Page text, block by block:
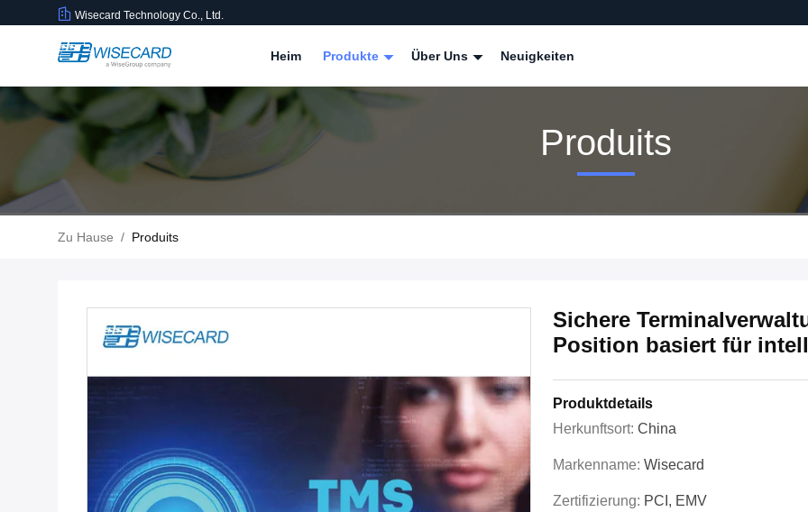
Wisecard Technology Co., Ltd.
Heim Produkte Über Uns Neuigkeiten
Produits
Zu Hause / Produits
Sichere
Position basiert für
Produktdetails
Herkunftsort: China
Markenname: Wisecard
Zertifizierung: PCI, EMV